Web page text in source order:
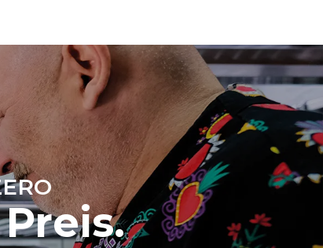
er
2 Std. Leerlauf im Ofen bei 180 °C